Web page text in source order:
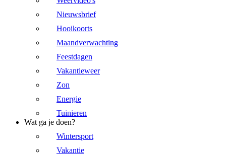
Nieuwsbrief
Hooikoorts
Maandverwachting
Feestdagen
Vakantieweer
Zon
Energie
Tuinieren
Wat ga je doen?
Wintersport
Vakantie